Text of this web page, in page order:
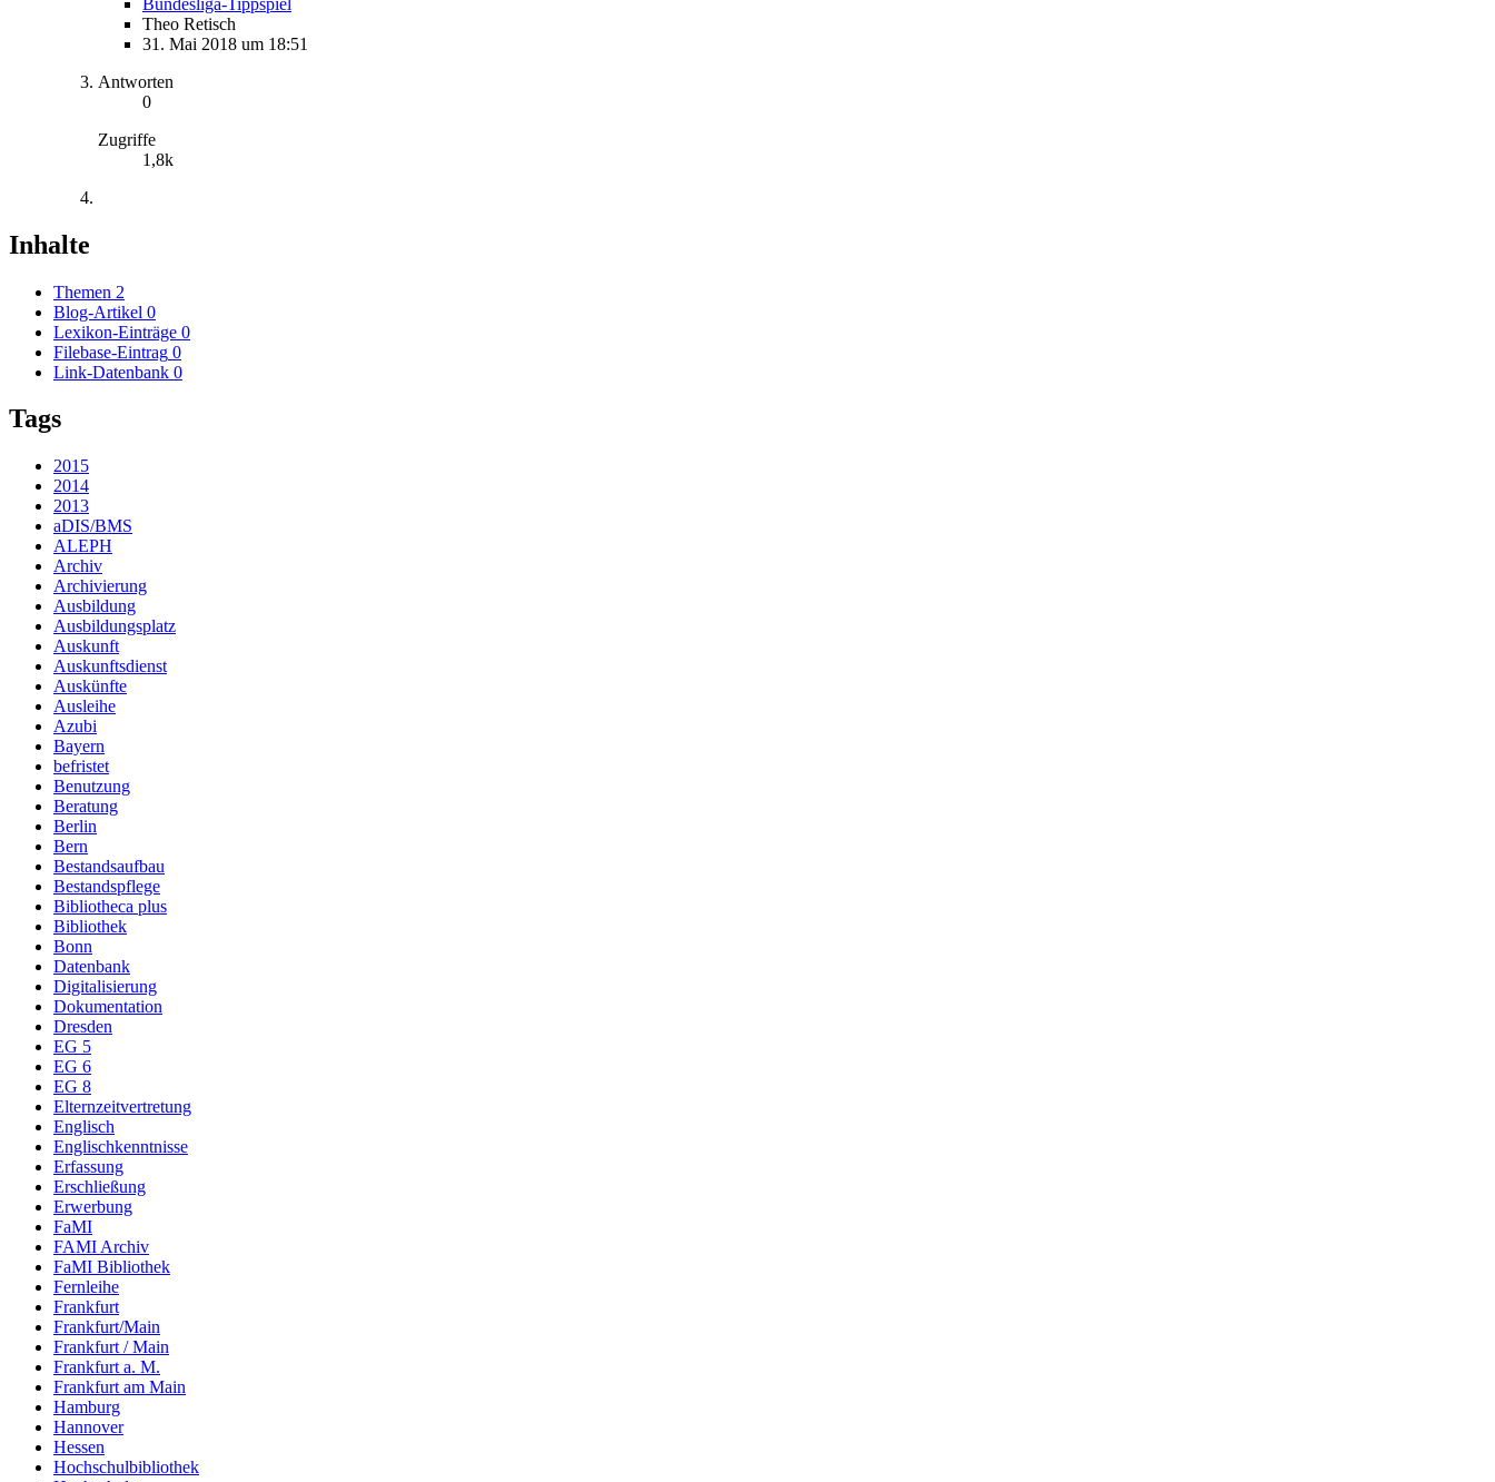
Theo Retisch
31. Mai 2018 um 18:51
Antworten
0
Zugriffe
1,8k
Inhalte
Themen 2
Blog-Artikel 0
Lexikon-Einträge 0
Filebase-Eintrag 0
Link-Datenbank 0
Tags
2015
2014
2013
aDIS/BMS
ALEPH
Archiv
Archivierung
Ausbildung
Ausbildungsplatz
Auskunft
Auskunftsdienst
Auskünfte
Ausleihe
Azubi
Bayern
befristet
Benutzung
Beratung
Berlin
Bern
Bestandsaufbau
Bestandspflege
Bibliotheca plus
Bibliothek
Bonn
Datenbank
Digitalisierung
Dokumentation
Dresden
EG 5
EG 6
EG 8
Elternzeitvertretung
Englisch
Englischkenntnisse
Erfassung
Erschließung
Erwerbung
FaMI
FAMI Archiv
FaMI Bibliothek
Fernleihe
Frankfurt
Frankfurt/Main
Frankfurt / Main
Frankfurt a. M.
Frankfurt am Main
Hamburg
Hannover
Hessen
Hochschulbibliothek